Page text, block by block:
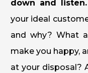
down and listen.
your ideal
and why? What
make you happy,
at your disposal?